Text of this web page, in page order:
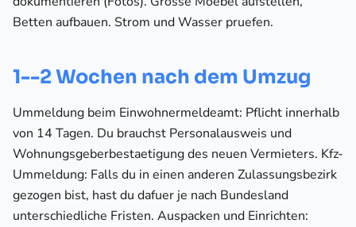
Betten aufbauen. Strom und Wasser pruefen.
1--2 Wochen nach dem Umzug
Ummeldung beim Einwohnermeldeamt: Pflicht innerhalb
von 14 Tagen. Du brauchst Personalausweis und
Wohnungsgeberbestaetigung des neuen Vermieters. Kfz-
Ummeldung: Falls du in einen anderen Zulassungsbezirk
gezogen bist, hast du dafuer je nach Bundesland
unterschiedliche Fristen. Auspacken und Einrichten: